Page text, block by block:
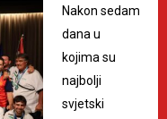
Nakon sedam
dana u
kojima su
najbolji
svjetski